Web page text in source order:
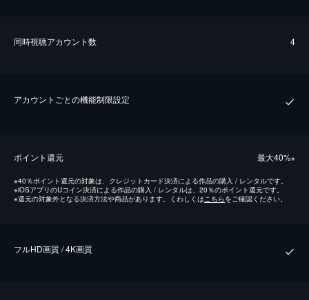
同時視聴アカウント数 4
アカウントごとの機能制限設定
ポイント還元 最⼤40%※
※40％ポイント還元の対象は、クレジットカード決済による作品の購入 / レンタルです。
※iOSアプリのUコイン決済による作品の購入 / レンタルは、20％のポイント還元です。
※還元の対象外となる決済方法や商品があります。くわしくはこちらをご確認ください。
フルHD画質 / 4K画質